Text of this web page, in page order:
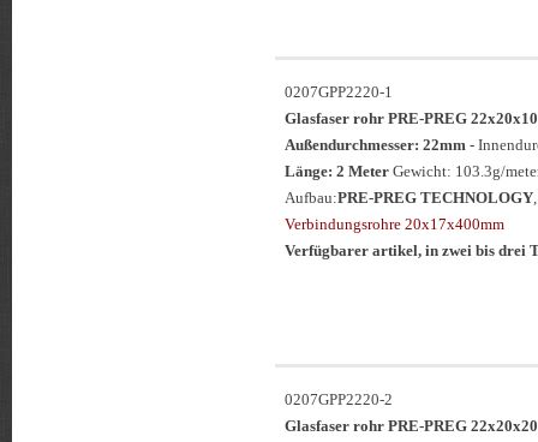
0207GPP2220-1
Glasfaser rohr PRE-PREG
Außendurchmesser: 22mm -
Länge: 2 Meter Gewicht: 103.3g/
Aufbau:PRE-PREG TECHNOLOGY
Verbindungsrohre 20x17x400mm
Verfügbarer artikel, in zwei bis drei
0207GPP2220-2
Glasfaser rohr PRE-PREG